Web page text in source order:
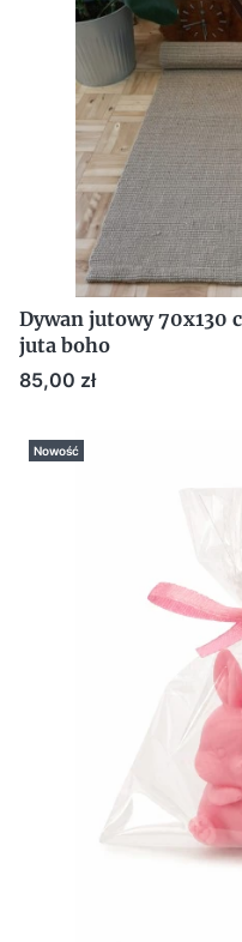
Dywan jutowy 70x130
juta boho
Cena
85,00 zł
Nowość